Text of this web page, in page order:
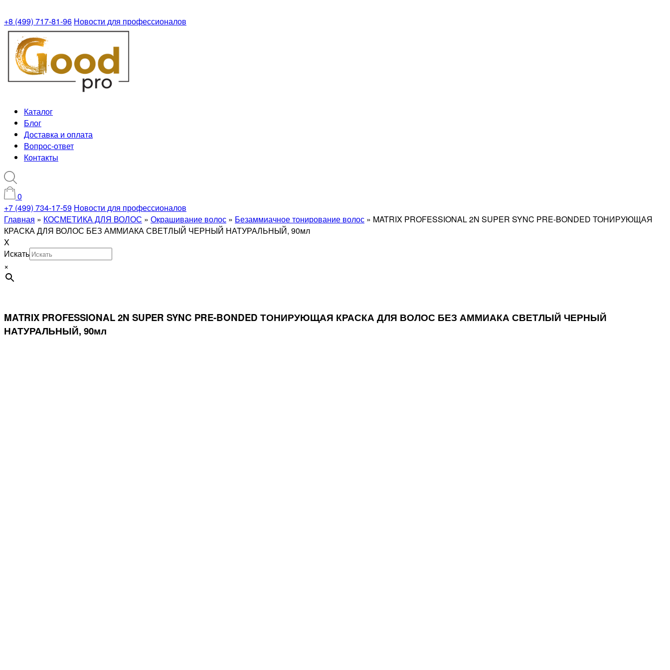
+8 (499) 717-81-96 Новости для профессионалов
Каталог
Блог
Доставка и оплата
Вопрос-ответ
Контакты
0
+7 (499) 734-17-59 Новости для профессионалов
Главная » КОСМЕТИКА ДЛЯ ВОЛОС » Окрашивание волос » Безаммиачное тонирование волос » MATRIX PROFESSIONAL 2N SUPER SYNC PRE-BONDED ТОНИРУЮЩАЯ
КРАСКА ДЛЯ ВОЛОС БЕЗ АММИАКА СВЕТЛЫЙ ЧЕРНЫЙ НАТУРАЛЬНЫЙ, 90мл
X
Искать
×
MATRIX PROFESSIONAL 2N SUPER SYNC PRE-BONDED ТОНИРУЮЩАЯ КРАСКА ДЛЯ ВОЛОС БЕЗ АММИАКА СВЕТЛЫЙ ЧЕРНЫЙ
НАТУРАЛЬНЫЙ, 90мл